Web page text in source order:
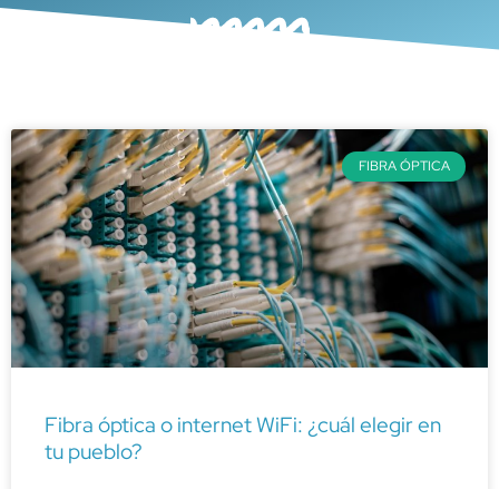
FIBRA ÓPTICA
Fibra óptica o internet WiFi: ¿cuál elegir en
tu pueblo?